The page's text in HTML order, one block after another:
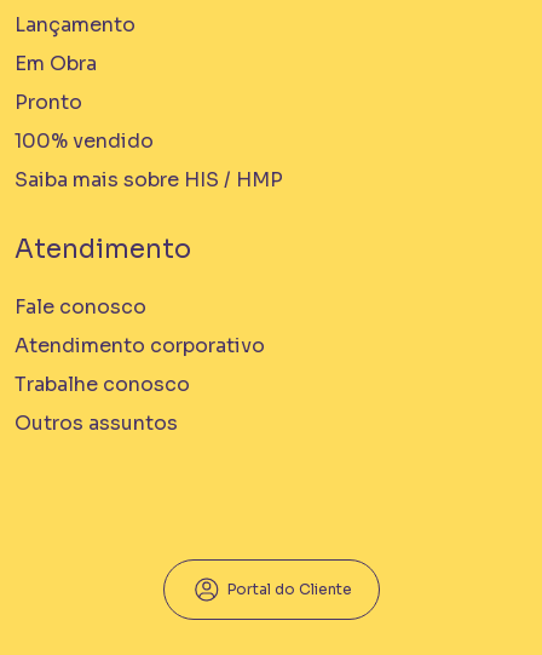
Lançamento
Em Obra
Pronto
100% vendido
Saiba mais sobre HIS / HMP
Atendimento
Fale conosco
Atendimento corporativo
Trabalhe conosco
Outros assuntos
Portal do Cliente